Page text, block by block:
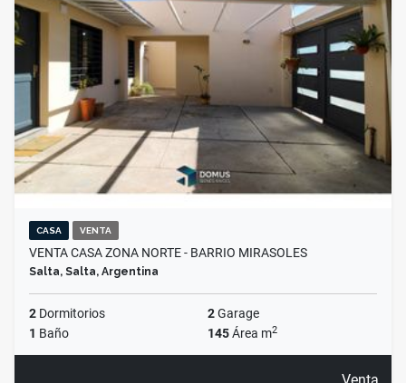
CASA VENTA
VENTA CASA ZONA NORTE - BARRIO MIRASOLES
Salta, Salta, Argentina
2 Dormitorios 2Garage
1 Baño 145Área m2